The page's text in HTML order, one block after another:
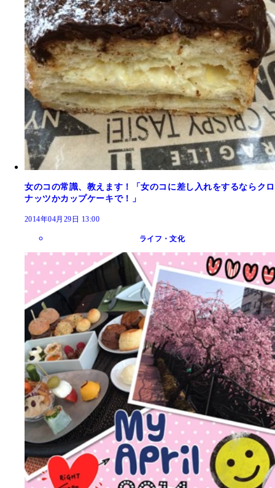
女のコの常識、教えます！「女のコに差し入れをするならクロ
ナッツかカップケーキで！」
2014年04月29日 13:00
ライフ・文化